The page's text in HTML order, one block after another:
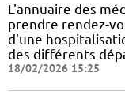
L'annuaire des
prendre rendez-
d'une
des différents
18/02/2026 15:25